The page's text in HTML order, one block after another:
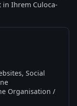
Ihrem Culoca-
Social
Organisation /